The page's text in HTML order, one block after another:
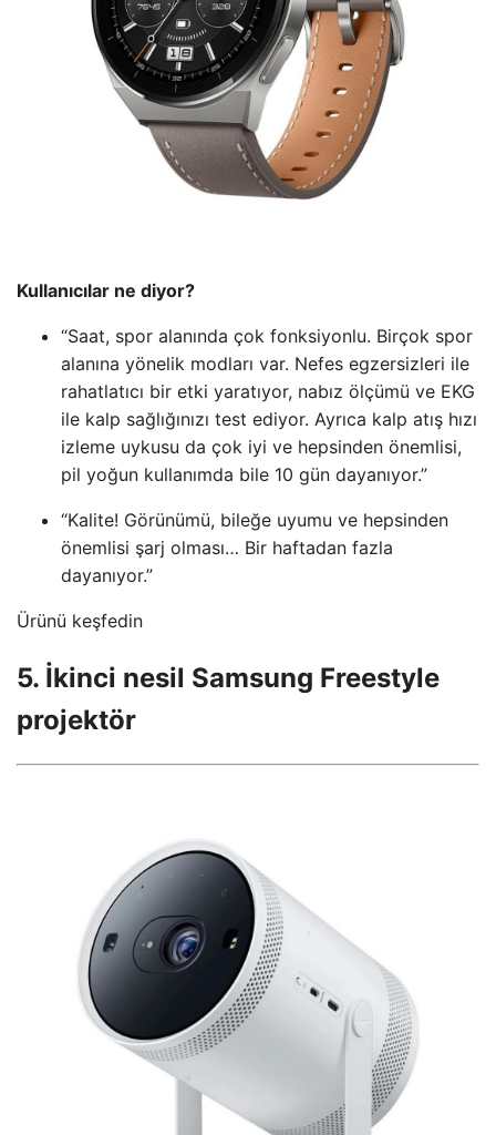
Kullanıcılar ne diyor?
“Saat, spor alanında çok fonksiyonlu. Birçok spor
alanına yönelik modları var. Nefes egzersizleri ile
rahatlatıcı bir etki yaratıyor, nabız ölçümü ve EKG
ile kalp sağlığınızı test ediyor. Ayrıca kalp atış hızı
izleme uykusu da çok iyi ve hepsinden önemlisi,
pil yoğun kullanımda bile 10 gün dayanıyor.”
“Kalite! Görünümü, bileğe uyumu ve hepsinden
önemlisi şarj olması… Bir haftadan fazla
dayanıyor.”
Ürünü keşfedin
5. İkinci nesil Samsung Freestyle
projektör